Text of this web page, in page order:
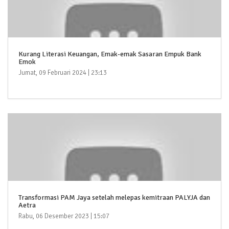
Kurang Literasi Keuangan, Emak-emak Sasaran Empuk Bank
Emok
Jumat, 09 Februari 2024 | 23:13
Transformasi PAM Jaya setelah melepas kemitraan PALYJA dan
Aetra
Rabu, 06 Desember 2023 | 15:07